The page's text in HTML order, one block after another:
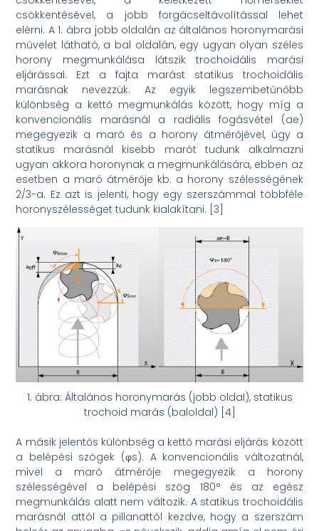
csökkentésével, a jobb forgácseltávolítással lehet
elérni. A 1. ábra jobb oldalán az általános horonymarási
művelet látható, a bal oldalán, egy ugyan olyan széles
horony megmunkálása látszik trochoidális marási
eljárással. Ezt a fajta marást statikus trochoidális
marásnak nevezzük. Az egyik legszembetűnőbb
különbség a kettő megmunkálás között, hogy míg a
konvencionális marásnál a radiális fogásvétel (ae)
megegyezik a maró és a horony átmérőjével, úgy a
statikus marásnál kisebb marót tudunk alkalmazni
ugyan akkora horonynak a megmunkálására, ebben az
esetben a maró átmérője kb. a horony szélességének
2/3-a. Ez azt is jelenti, hogy egy szerszámmal többféle
horonyszélességet tudunk kialakítani. [3]
1. ábra: Általános horonymarás (jobb oldal), statikus
trochoid marás (baloldal) [4]
A másik jelentős különbség a kettő marási eljárás között
a belépési szögek (φs). A konvencionális változatnál,
mivel a maró átmérője megegyezik a horony
szélességével a belépési szög 180° és az egész
megmunkálás alatt nem változik. A statikus trochoidális
marásnál attól a pillanattól kezdve, hogy a szerszám